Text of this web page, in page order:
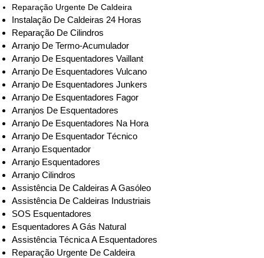
Reparação Urgente De Caldeira
Instalação De Caldeiras 24 Horas
Reparação De Cilindros
Arranjo De Termo-Acumulador
Arranjo De Esquentadores Vaillant
Arranjo De Esquentadores Vulcano
Arranjo De Esquentadores Junkers
Arranjo De Esquentadores Fagor
Arranjos De Esquentadores
Arranjo De Esquentadores Na Hora
Arranjo De Esquentador Técnico
Arranjo Esquentador
Arranjo Esquentadores
Arranjo Cilindros
Assistência De Caldeiras A Gasóleo
Assistência De Caldeiras Industriais
SOS Esquentadores
Esquentadores A Gás Natural
Assistência Técnica A Esquentadores
Reparação Urgente De Caldeira